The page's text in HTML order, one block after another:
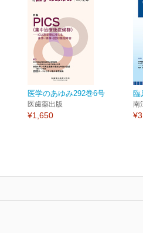
医学のあゆみ292巻6号
医歯薬出版
¥1,650
臨
南